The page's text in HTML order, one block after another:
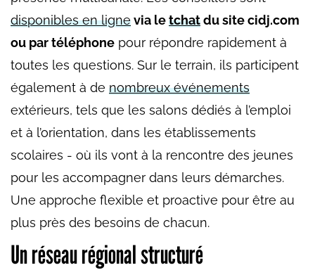
disponibles en lignevia letchatdu site cidj.com
ou par téléphone pour répondre rapidement à
toutes les questions. Sur le terrain, ils participent
également à de nombreux événements
extérieurs, tels que les salons dédiés à l’emploi
et à l’orientation, dans les établissements
scolaires - où ils vont à la rencontre des jeunes
pour les accompagner dans leurs démarches.
Une approche flexible et proactive pour être au
plus près des besoins de chacun.
Un réseau régional structuré